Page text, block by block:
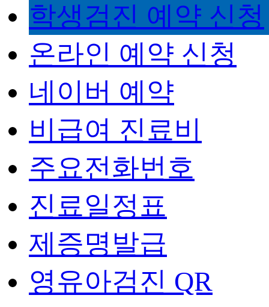
학생검진 예약 신청
온라인 예약 신청
네이버 예약
비급여 진료비
주요전화번호
진료일정표
제증명발급
영유아검진 QR